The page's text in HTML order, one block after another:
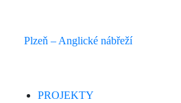
Plzeň – Anglické nábřeží
PROJEKTY